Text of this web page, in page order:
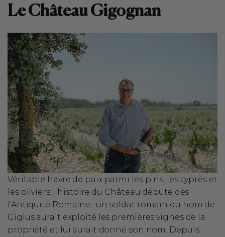
Le Château Gigognan
Véritable havre de paix parmi les pins, les cyprès et
les oliviers, l'histoire du Château débute dès
l'Antiquité Romaine : un soldat romain du nom de
Gigius aurait exploité les premières vignes de la
propriété et lui aurait donné son nom. Depuis